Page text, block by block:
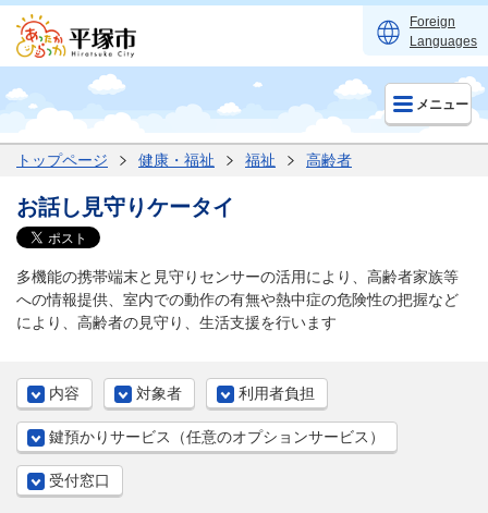
Foreign
Languages
メニュー
トップページ 健康・福祉 福祉 高齢者
お話し見守りケータイ
多機能の携帯端末と見守りセンサーの活用により、高齢者家族等
への情報提供、室内での動作の有無や熱中症の危険性の把握など
により、高齢者の見守り、生活支援を行います
内容 対象者 利用者負担
鍵預かりサービス（任意のオプションサービス）
受付窓口